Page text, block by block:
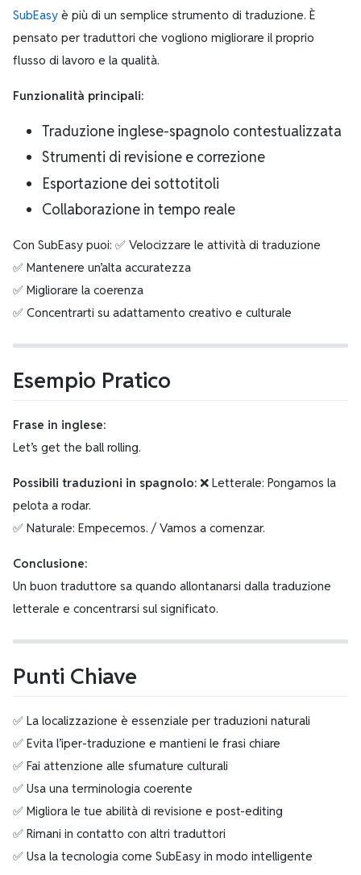
SubEasy è più di un semplice strumento di traduzione. È
pensato per traduttori che vogliono migliorare il proprio
flusso di lavoro e la qualità.
Funzionalità principali:
Traduzione inglese-spagnolo contestualizzata
Strumenti di revisione e correzione
Esportazione dei sottotitoli
Collaborazione in tempo reale
Con SubEasy puoi: ✅ Velocizzare le attività di traduzione
✅ Mantenere un’alta accuratezza
✅ Migliorare la coerenza
✅ Concentrarti su adattamento creativo e culturale
Esempio Pratico
Frase in inglese:
Let’s get the ball rolling.
Possibili traduzioni in spagnolo: ❌ Letterale: Pongamos la
pelota a rodar.
✅ Naturale: Empecemos. / Vamos a comenzar.
Conclusione:
Un buon traduttore sa quando allontanarsi dalla traduzione
letterale e concentrarsi sul significato.
Punti Chiave
✅ La localizzazione è essenziale per traduzioni naturali
✅ Evita l’iper-traduzione e mantieni le frasi chiare
✅ Fai attenzione alle sfumature culturali
✅ Usa una terminologia coerente
✅ Migliora le tue abilità di revisione e post-editing
✅ Rimani in contatto con altri traduttori
✅ Usa la tecnologia come SubEasy in modo intelligente